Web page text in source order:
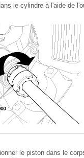
le cylindre à l'aide de
le piston dans le